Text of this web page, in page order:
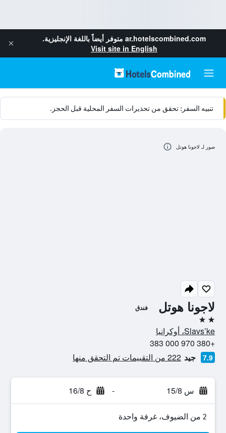
ar.hotelscombined.com متوفر أيضاً باللغة الإنجليزية.
Visit site in English
تنبيه السفر: تحقق من تحذيرات السفر المحلية قبل الحجز.
لاجونا هوتل فندق
2 نجمتين
Slavs’ke، أوكرانيا
+380 970 000 383
7.9 جيد 222 من التقييمات تم التحقق منها
س 15/8 - ح 16/8
2 من الضيوف، غرفة واحدة
صور لـ لاجونا هوتل